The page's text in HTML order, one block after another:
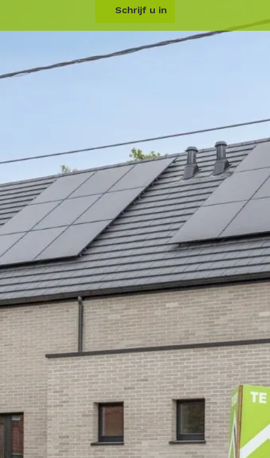
Schrijf u in